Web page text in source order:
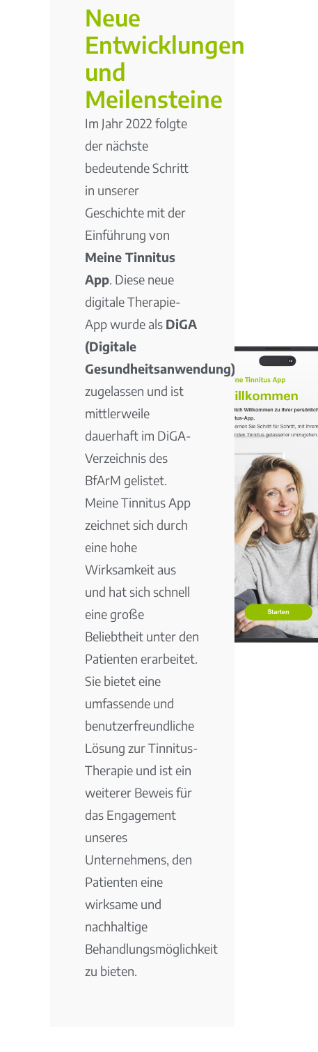
Neue
Entwicklungen
und
Meilensteine
Im Jahr 2022 folgte
der nächste
bedeutende Schritt
in unserer
Geschichte mit der
Einführung von
Meine Tinnitus
App. Diese neue
digitale Therapie-
App wurde als DiGA
(Digitale
Gesundheitsanwendung)
zugelassen und ist
mittlerweile
dauerhaft im DiGA-
Verzeichnis des
BfArM gelistet.
Meine Tinnitus App
zeichnet sich durch
eine hohe
Wirksamkeit aus
und hat sich schnell
eine große
Beliebtheit unter den
Patienten erarbeitet.
Sie bietet eine
umfassende und
benutzerfreundliche
Lösung zur Tinnitus-
Therapie und ist ein
weiterer Beweis für
das Engagement
unseres
Unternehmens, den
Patienten eine
wirksame und
nachhaltige
Behandlungsmöglichkeit
zu bieten.